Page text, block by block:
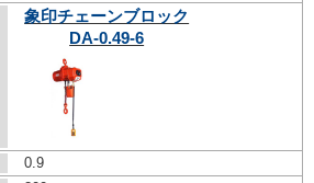
象印チェーンブロック
DA-0.49-6
0.9